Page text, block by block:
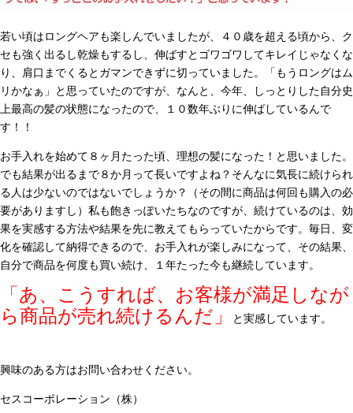
若い頃はロングヘアも楽しんでいましたが、４０歳を超える頃から、ク
セも強く出るし乾燥もするし、伸ばすとゴワゴワしてキレイじゃなくな
り、肩口までくるとガマンできずに切っていました。「もうロングはム
リかなぁ」と思っていたのですが、なんと、今年、しっとりした自分史
上最高の髪の状態になったので、１０数年ぶりに伸ばしているんで
す！！
お手入れを始めて８ヶ月たった頃、理想の髪になった！と思いました。
でも結果が出るまで８か月って長いですよね？そんなに気長に続けられ
る人は少ないのではないでしょうか？（その間に商品は何回も購入の必
要がありますし）私も飽きっぽいたちなのですが、続けているのは、効
果を実感する方法や結果を先に教えてもらっていたからです。毎日、変
化を確認して納得できるので、お手入れが楽しみになって、その結果、
自分で商品を何度も買い続け、１年たった今も継続しています。
「あ、こうすれば、お客様が満足しなが
ら商品が売れ続けるんだ」
と実感しています。
興味のある方はお問い合わせください。
セスコーポレーション（株）